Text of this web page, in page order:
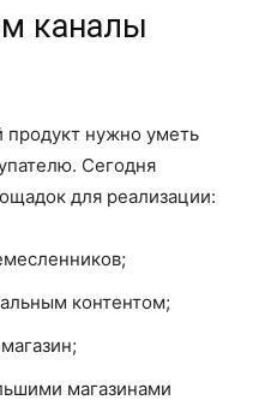
каналы
нужно уметь
Сегодня
для реализации:
контентом;
магазинами